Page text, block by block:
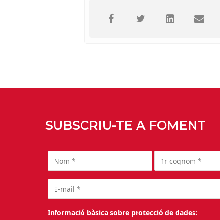
SUBSCRIU-TE A FOMENT
Informació bàsica sobre protecció de dades: